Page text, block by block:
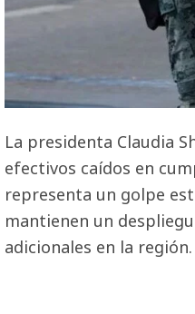
La presidenta Claudia
efectivos caídos en
representa un golpe
mantienen un
adicionales en la región.